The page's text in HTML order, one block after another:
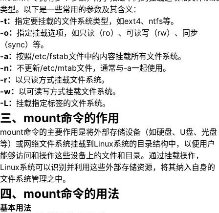
类型。以下是一些常用的参数及其含义：
-t： 指定要挂载的文件系统类型，如ext4、ntfs等。
-o： 指定挂载选项，如只读（ro）、可读写（rw）、同步
（sync）等。
-a： 按照/etc/fstab文件中的内容挂载所有文件系统。
-n： 不更新/etc/mtab文件，通常与-a一起使用。
-r： 以只读方式挂载文件系统。
-w： 以可读写方式挂载文件系统。
-L： 挂载指定标签的文件系统。
三、mount命令的作用
mount命令的主要作用是将外部存储设备（如硬盘、U盘、光盘
等）或网络文件系统挂载到Linux系统的目录结构中，以便用户
能够访问和操作这些设备上的文件和目录。通过挂载操作，
Linux系统可以识别并利用这些外部存储资源，将其纳入自身的
文件系统管理之中。
四、mount命令的用法
基本用法